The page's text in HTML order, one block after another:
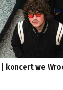
koncert we